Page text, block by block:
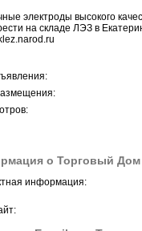
электроды высокого
на складе ЛЭЗ в
о Торговый
информация: